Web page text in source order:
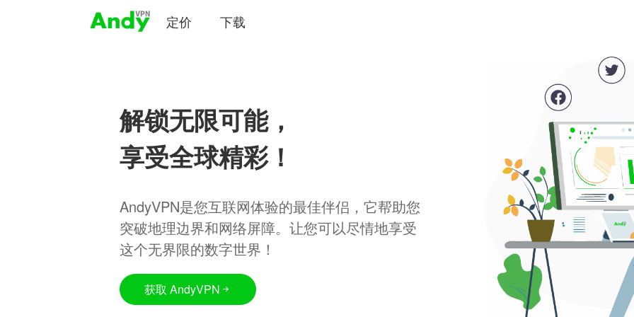
定价 下载
解锁无限可能，
享受全球精彩！
AndyVPN是您互联网体验的最佳伴侣，它帮助您
突破地理边界和网络屏障。让您可以尽情地享受
这个无界限的数字世界！
获取 AndyVPN